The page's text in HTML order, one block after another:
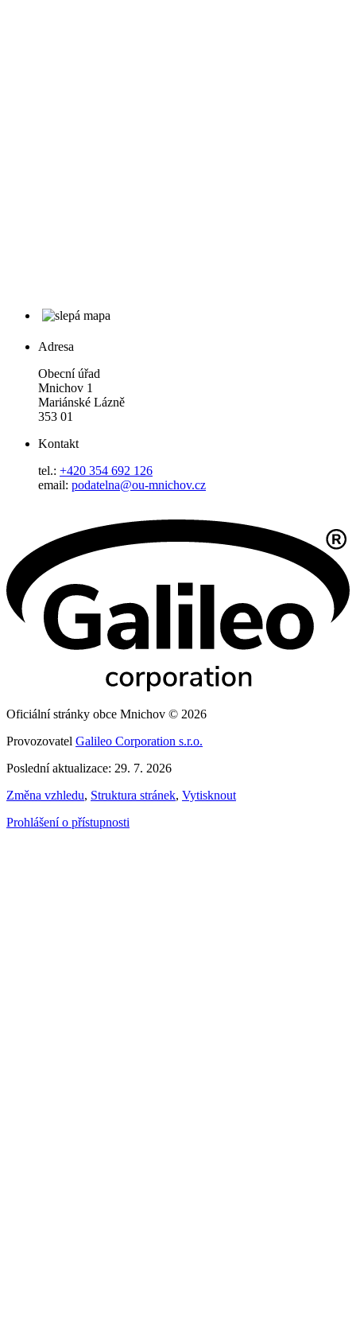
Adresa
Obecní úřad
Mnichov 1
Mariánské Lázně
353 01
Kontakt
tel.: +420 354 692 126
email: podatelna@ou-mnichov.cz
Oficiální stránky obce Mnichov © 2026
Provozovatel Galileo Corporation s.r.o.
Poslední aktualizace: 29. 7. 2026
Změna vzhledu, Struktura stránek, Vytisknout
Prohlášení o přístupnosti